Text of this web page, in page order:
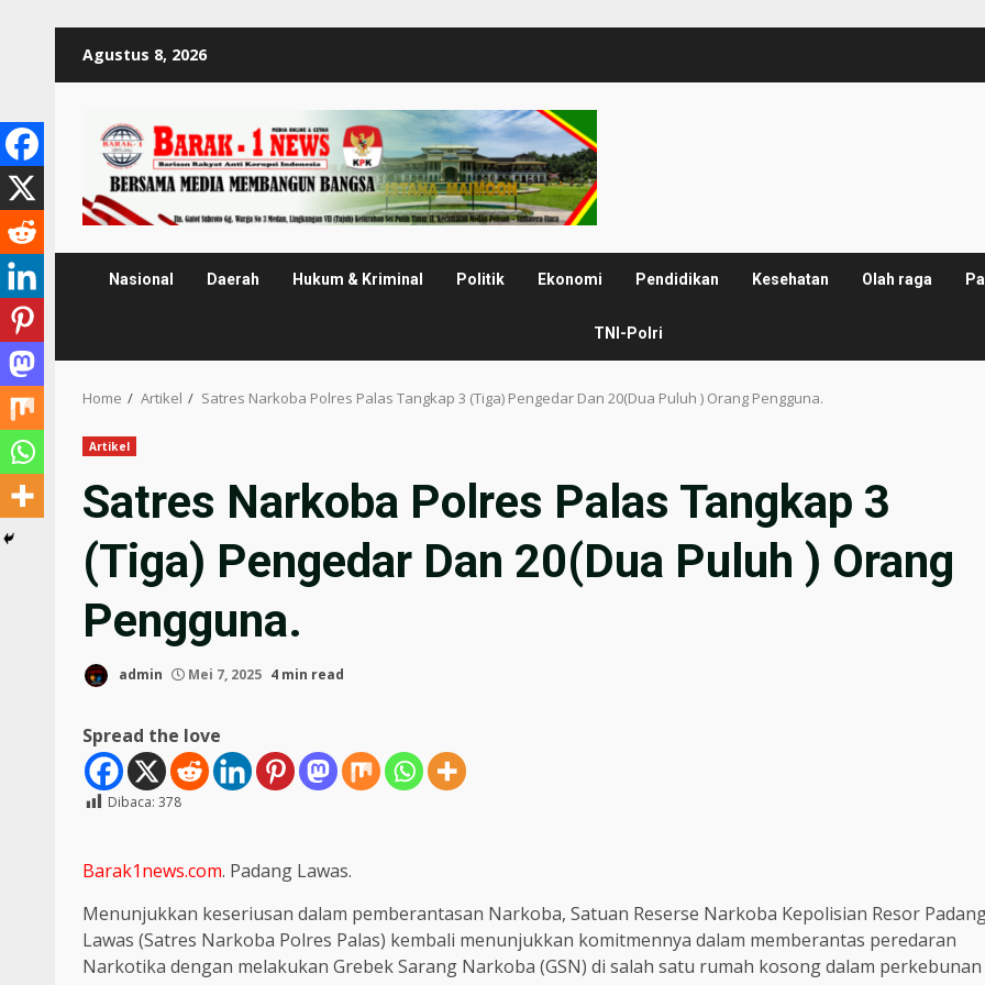
Agustus 8, 2026
Nasional Daerah Hukum & Kriminal Politik Ekonomi Pendidikan Kesehatan Olah raga
TNI-Polri
Home Artikel Satres Narkoba Polres Palas Tangkap 3 (Tiga) Pengedar Dan 20(Dua Puluh ) Orang Pengguna.
Artikel
Satres Narkoba Polres Palas Tangkap 3
(Tiga) Pengedar Dan 20(Dua Puluh ) Orang
Pengguna.
admin Mei 7, 2025 4 min read
Spread the love
Dibaca: 378
Barak1news.com. Padang Lawas.
Menunjukkan keseriusan dalam pemberantasan Narkoba, Satuan Reserse Narkoba Kepolisian Resor
Lawas (Satres Narkoba Polres Palas) kembali menunjukkan komitmennya dalam memberantas peredaran
Narkotika dengan melakukan Grebek Sarang Narkoba (GSN) di salah satu rumah kosong dalam perkebunan